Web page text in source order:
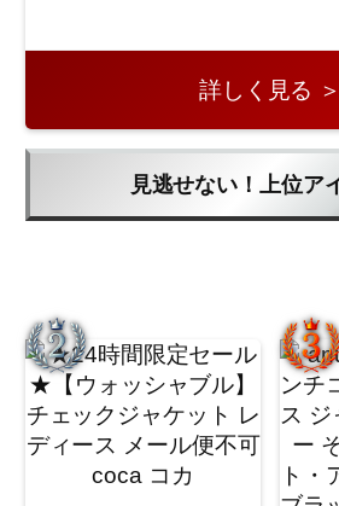
詳しく見る ＞
見逃せない！上位ア